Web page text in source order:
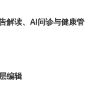
解读、AI问诊与健康管
编辑